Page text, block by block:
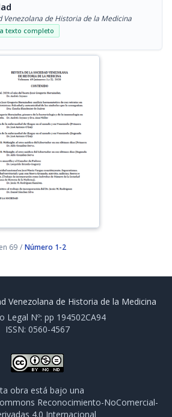
Venezolana de Historia de la Medicina
texto completo
69 / Número 1-2
Venezolana de Historia de la Medicina
Legal Nº: pp 194502CA94
ISSN: 0560-4567
obra está bajo una
Reconocimiento-NoComercial-
4.0 Internacional